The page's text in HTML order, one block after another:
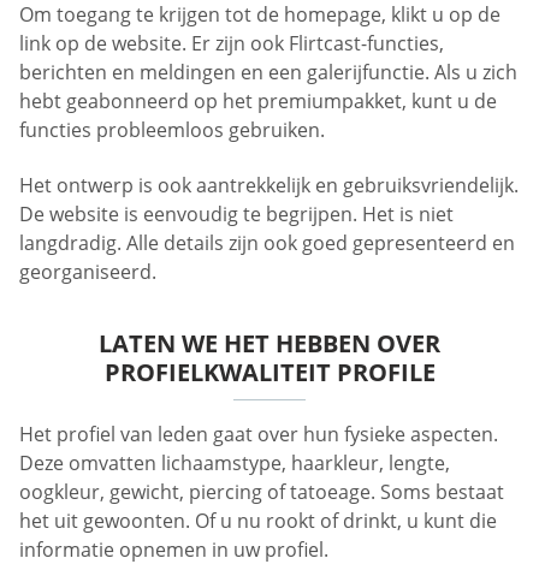
Om toegang te krijgen tot de homepage, klikt u op de
link op de website. Er zijn ook Flirtcast-functies,
berichten en meldingen en een galerijfunctie. Als u zich
hebt geabonneerd op het premiumpakket, kunt u de
functies probleemloos gebruiken.
Het ontwerp is ook aantrekkelijk en gebruiksvriendelijk.
De website is eenvoudig te begrijpen. Het is niet
langdradig. Alle details zijn ook goed gepresenteerd en
georganiseerd.
LATEN WE HET HEBBEN OVER
PROFIELKWALITEIT PROFILE
Het profiel van leden gaat over hun fysieke aspecten.
Deze omvatten lichaamstype, haarkleur, lengte,
oogkleur, gewicht, piercing of tatoeage. Soms bestaat
het uit gewoonten. Of u nu rookt of drinkt, u kunt die
informatie opnemen in uw profiel.